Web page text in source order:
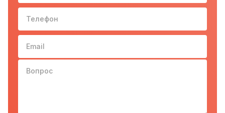
Телефон 10-
Email
Вопрос